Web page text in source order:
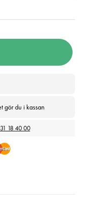
gör du i kassan
18 40 00